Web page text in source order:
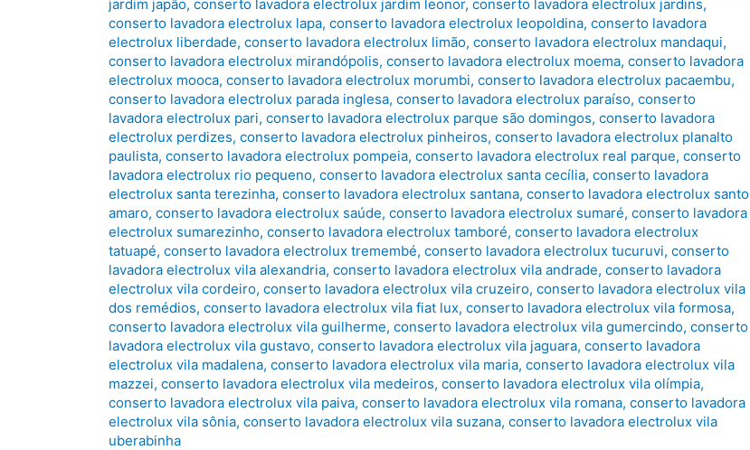
jardim japão,conserto lavadora electrolux jardim leonor,conserto lavadora electrolux jardins,
conserto lavadora electrolux lapa,conserto lavadora electrolux leopoldina,conserto lavadora
electrolux liberdade,conserto lavadora electrolux limão,conserto lavadora electrolux mandaqui,
conserto lavadora electrolux mirandópolis,conserto lavadora electrolux moema,conserto lavadora
electrolux mooca,conserto lavadora electrolux morumbi,conserto lavadora electrolux pacaembu,
conserto lavadora electrolux parada inglesa,conserto lavadora electrolux paraíso,conserto
lavadora electrolux pari,conserto lavadora electrolux parque são domingos,conserto lavadora
electrolux perdizes,conserto lavadora electrolux pinheiros,conserto lavadora electrolux planalto
paulista,conserto lavadora electrolux pompeia,conserto lavadora electrolux real parque,conserto
lavadora electrolux rio pequeno,conserto lavadora electrolux santa cecília,conserto lavadora
electrolux santa terezinha,conserto lavadora electrolux santana,conserto lavadora electrolux santo
amaro,conserto lavadora electrolux saúde,conserto lavadora electrolux sumaré,conserto lavadora
electrolux sumarezinho,conserto lavadora electrolux tamboré,conserto lavadora electrolux
tatuapé,conserto lavadora electrolux tremembé,conserto lavadora electrolux tucuruvi,conserto
lavadora electrolux vila alexandria,conserto lavadora electrolux vila andrade,conserto lavadora
electrolux vila cordeiro,conserto lavadora electrolux vila cruzeiro,conserto lavadora electrolux vila
dos remédios,conserto lavadora electrolux vila fiat lux,conserto lavadora electrolux vila formosa,
conserto lavadora electrolux vila guilherme,conserto lavadora electrolux vila gumercindo,conserto
lavadora electrolux vila gustavo,conserto lavadora electrolux vila jaguara,conserto lavadora
electrolux vila madalena,conserto lavadora electrolux vila maria,conserto lavadora electrolux vila
mazzei,conserto lavadora electrolux vila medeiros,conserto lavadora electrolux vila olímpia,
conserto lavadora electrolux vila paiva,conserto lavadora electrolux vila romana,conserto lavadora
electrolux vila sônia,conserto lavadora electrolux vila suzana,conserto lavadora electrolux vila
uberabinha